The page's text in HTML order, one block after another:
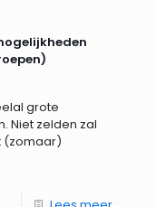
grote
Niet zelden zal
(zomaar)